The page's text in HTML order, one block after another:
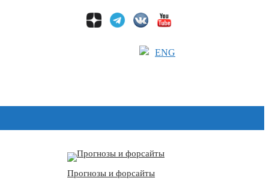
ENG
Прогнозы и форсайты